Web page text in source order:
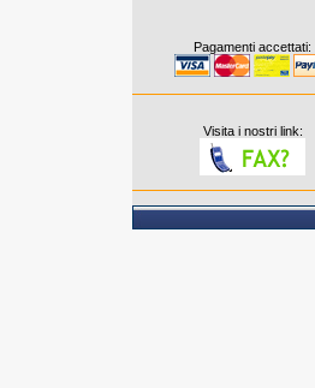
Pagamenti accettati:
Visita i nostri link: